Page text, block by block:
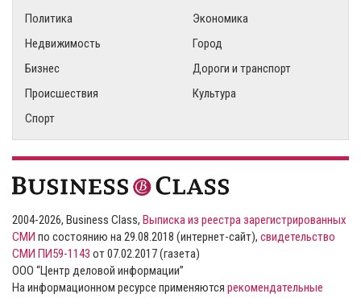
Политика
Экономика
Недвижимость
Город
Бизнес
Дороги и транспорт
Происшествия
Культура
Спорт
2004-2026, Business Class, Выписка из реестра зарегистрированных
СМИ по состоянию на 29.08.2018 (интернет-сайт), свидетельство
СМИ ПИ59-1143 от 07.02.2017 (газета)
ООО “Центр деловой информации”
На информационном ресурсе применяются рекомендательные